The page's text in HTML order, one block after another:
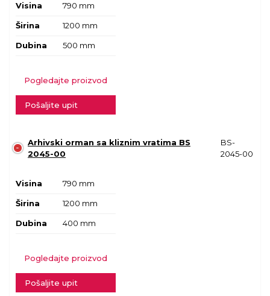
Visina 790 mm
Širina 1200 mm
Dubina 500 mm
Pogledajte proizvod
Pošaljite upit
Arhivski orman sa kliznim vratima BS
2045-00
BS-
2045-00
Visina 790 mm
Širina 1200 mm
Dubina 400 mm
Pogledajte proizvod
Pošaljite upit